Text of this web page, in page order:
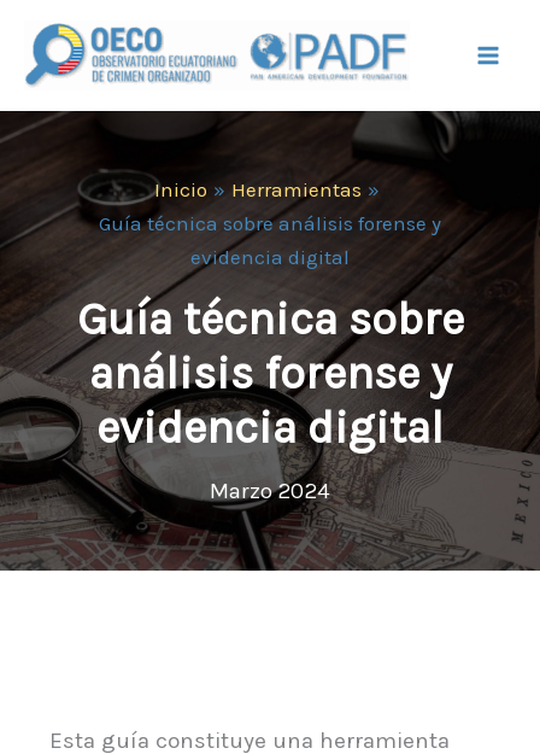
contenido
Inicio
Herramientas
Guía técnica sobre análisis forense y
evidencia digital
Guía técnica sobre
análisis forense y
evidencia digital
Marzo 2024
Esta guía constituye una herramienta